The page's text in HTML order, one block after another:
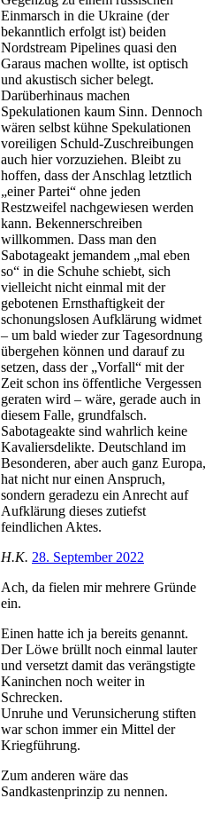
Einmarsch in die Ukraine (der
bekanntlich erfolgt ist) beiden
Nordstream Pipelines quasi den
Garaus machen wollte, ist optisch
und akustisch sicher belegt.
Darüberhinaus machen
Spekulationen kaum Sinn. Dennoch
wären selbst kühne Spekulationen
voreiligen Schuld-Zuschreibungen
auch hier vorzuziehen. Bleibt zu
hoffen, dass der Anschlag letztlich
„einer Partei“ ohne jeden
Restzweifel nachgewiesen werden
kann. Bekennerschreiben
willkommen. Dass man den
Sabotageakt jemandem „mal eben
so“ in die Schuhe schiebt, sich
vielleicht nicht einmal mit der
gebotenen Ernsthaftigkeit der
schonungslosen Aufklärung widmet
– um bald wieder zur Tagesordnung
übergehen können und darauf zu
setzen, dass der „Vorfall“ mit der
Zeit schon ins öffentliche Vergessen
geraten wird – wäre, gerade auch in
diesem Falle, grundfalsch.
Sabotageakte sind wahrlich keine
Kavaliersdelikte. Deutschland im
Besonderen, aber auch ganz Europa,
hat nicht nur einen Anspruch,
sondern geradezu ein Anrecht auf
Aufklärung dieses zutiefst
feindlichen Aktes.
H.K. 28. September 2022
Ach, da fielen mir mehrere Gründe
ein.
Einen hatte ich ja bereits genannt.
Der Löwe brüllt noch einmal lauter
und versetzt damit das verängstigte
Kaninchen noch weiter in
Schrecken.
Unruhe und Verunsicherung stiften
war schon immer ein Mittel der
Kriegführung.
Zum anderen wäre das
Sandkastenprinzip zu nennen.